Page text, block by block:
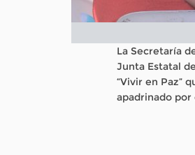
La Secretaría
Junta Estatal
“Vivir en Paz”
apadrinado